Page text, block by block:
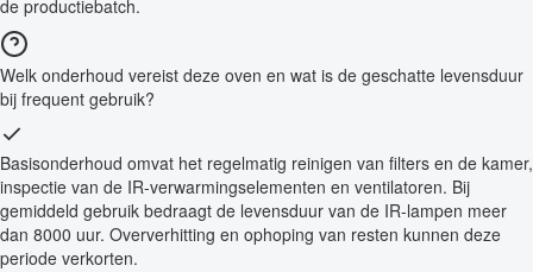
de productiebatch.
Welk onderhoud vereist deze oven en wat is de geschatte levensduur
bij frequent gebruik?
Basisonderhoud omvat het regelmatig reinigen van filters en de kamer,
inspectie van de IR-verwarmingselementen en ventilatoren. Bij
gemiddeld gebruik bedraagt de levensduur van de IR-lampen meer
dan 8000 uur. Oververhitting en ophoping van resten kunnen deze
periode verkorten.